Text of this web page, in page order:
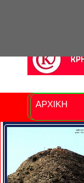
ΑΡΧΙΚΗ